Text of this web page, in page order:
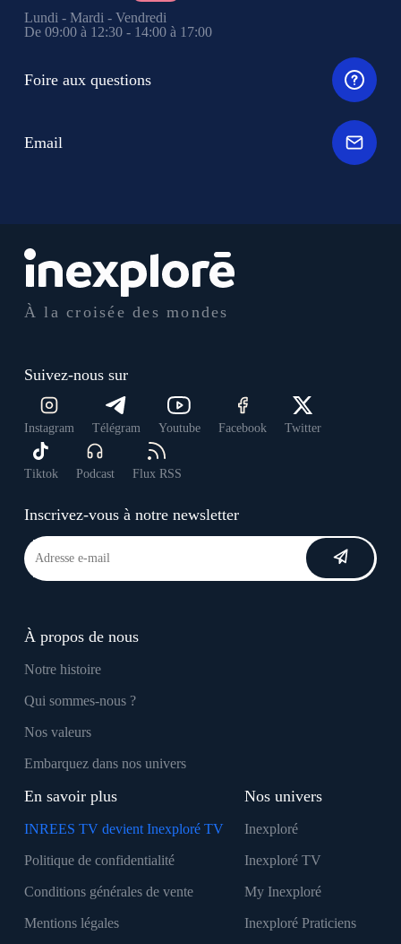
À la croisée des mondes
Suivez-nous sur
Instagram Télégram Youtube Facebook Twitter
Tiktok Podcast Flux RSS
Inscrivez-vous à notre newsletter
À propos de nous
Notre histoire
Qui sommes-nous ?
Nos valeurs
Embarquez dans nos univers
En savoir plus
INREES TV devient Inexploré TV
Politique de confidentialité
Conditions générales de vente
Mentions légales
Nos univers
Inexploré
Inexploré TV
My Inexploré
Inexploré Praticiens
Lundi - Mardi - Vendredi
De 09:00 à 12:30 - 14:00 à 17:00
Foire aux questions
Email